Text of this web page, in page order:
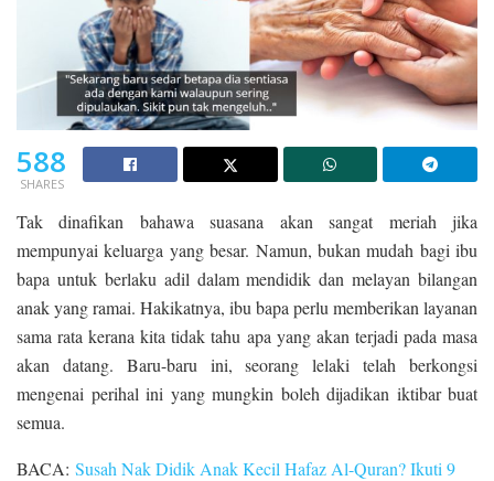
588
SHARES
Tak dinafikan bahawa suasana akan sangat meriah jika
mempunyai keluarga yang besar. Namun, bukan mudah bagi ibu
bapa untuk berlaku adil dalam mendidik dan melayan bilangan
anak yang ramai. Hakikatnya, ibu bapa perlu memberikan layanan
sama rata kerana kita tidak tahu apa yang akan terjadi pada masa
akan datang. Baru-baru ini, seorang lelaki telah berkongsi
mengenai perihal ini yang mungkin boleh dijadikan iktibar buat
semua.
BACA: Susah Nak Didik Anak Kecil Hafaz Al-Quran? Ikuti 9